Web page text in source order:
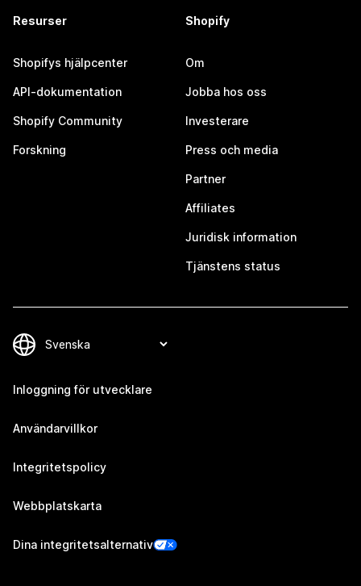
Resurser
Shopifys hjälpcenter
API-dokumentation
Shopify Community
Forskning
Shopify
Om
Jobba hos oss
Investerare
Press och media
Partner
Affiliates
Juridisk information
Tjänstens status
Inloggning för utvecklare
Användarvillkor
Integritetspolicy
Webbplatskarta
Dina integritetsalternativ